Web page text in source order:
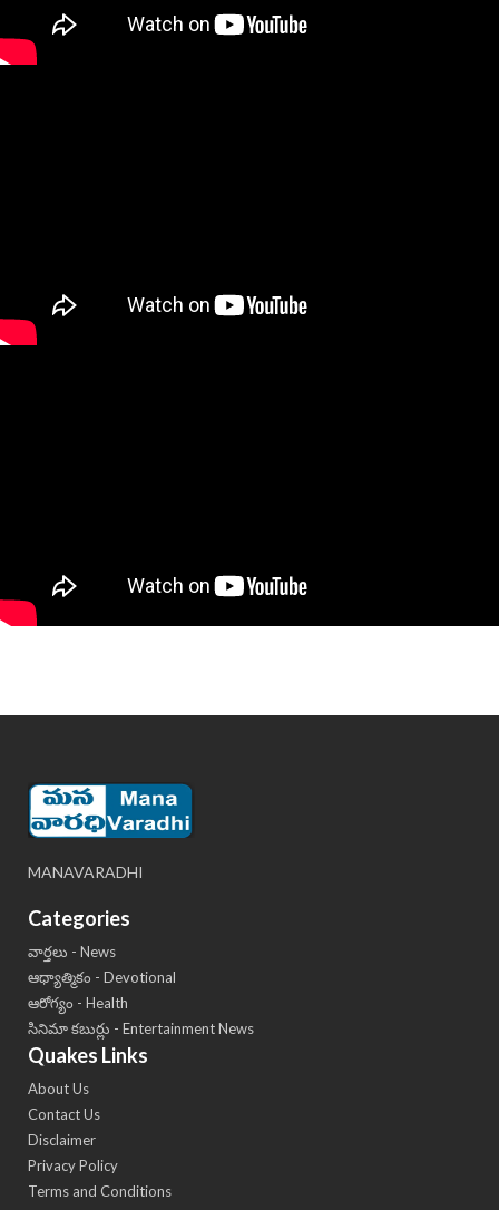
MANAVARADHI
Categories
వార్తలు - News
ఆధ్యాత్మికం - Devotional
ఆరోగ్యం - Health
సినిమా కబుర్లు - Entertainment News
Quakes Links
About Us
Contact Us
Disclaimer
Privacy Policy
Terms and Conditions